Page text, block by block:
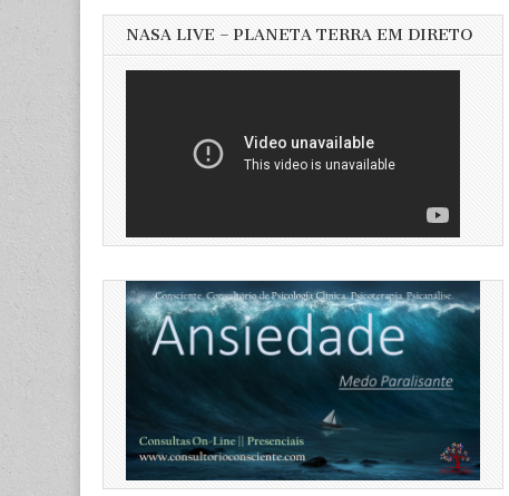
NASA LIVE – PLANETA TERRA EM DIRETO